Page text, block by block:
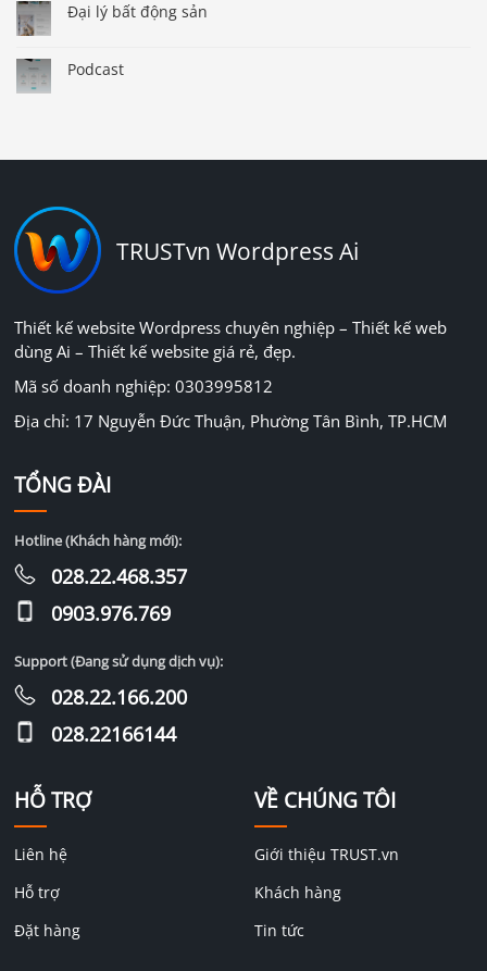
Đại lý bất động sản
Podcast
TRUSTvn Wordpress Ai
Thiết kế website Wordpress chuyên nghiệp – Thiết kế web
dùng Ai – Thiết kế website giá rẻ, đẹp.
Mã số doanh nghiệp: 0303995812
Địa chỉ: 17 Nguyễn Đức Thuận, Phường Tân Bình, TP.HCM
HỖ TRỢ
Liên hệ
Hỗ trợ
Đặt hàng
VỀ CHÚNG TÔI
Giới thiệu TRUST.vn
Khách hàng
Tin tức
TỔNG ĐÀI
Hotline (Khách hàng mới):
028.22.468.357
0903.976.769
Support (Đang sử dụng dịch vụ):
028.22.166.200
028.22166144